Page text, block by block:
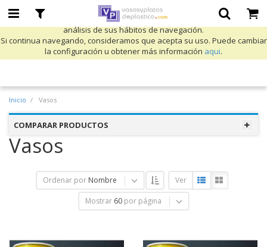
Utilizamos cookies propias y de terceros para mejorar nuestros servicios
y mostrarle publicidad relacionada con sus preferencias mediante el
análisis de sus hábitos de navegación.
Si continua navegando, consideramos que acepta su uso. Puede cambiar
la configuración u obtener más información aqui.
Inicio Vasos
COMPARAR PRODUCTOS
Vasos
Ordenar por Nombre Ver
Mostrar 60 por página